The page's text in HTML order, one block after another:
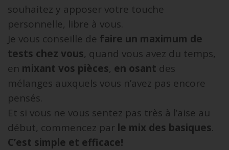
souhaitez y apposer votre touche
personnelle, libre à vous.
Je vous conseille de faire un maximum de
tests chez vous, quand vous avez du temps,
en mixant vos pièces, en osant des
mélanges auxquels vous n’avez pas encore
pensés.
Et si vous ne vous sentez pas très à l’aise au
début, commencez par le mix des basiques.
C’est simple et efficace!